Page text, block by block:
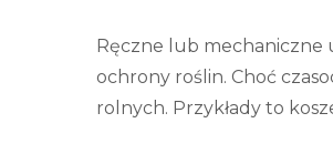
Ręczne lub mechaniczne
ochrony roślin. Choć
rolnych. Przykłady to